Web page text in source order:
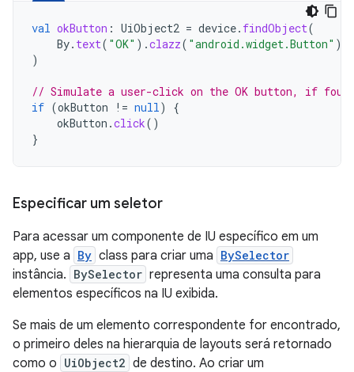
val okButton : UiObject2 = device. findObject(
By. text( "OK" ).clazz( "android.widget.Button" )
)
// Simulate a user-click on the OK button, if
if (okButton != null)
{
okButton .click()
}
Especificar um seletor
Para acessar um componente de IU específico em um
app, use a By class para criar uma BySelector
instância. BySelector representa uma consulta para
elementos específicos na IU exibida.
Se mais de um elemento correspondente for encontrado,
o primeiro deles na hierarquia de layouts será retornado
como o UiObject2 de destino. Ao criar um